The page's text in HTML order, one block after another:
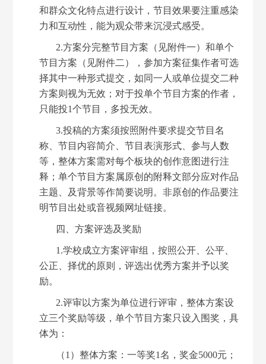
和群众文化特点进行设计，节目效果要注重感染
力和互动性，能为观众带来沉浸式感受。
2.方案分完整节目方案（见附件一）和单个
节目方案（见附件二），参加方案征集作者可选
择其中一种形式提交，如同一人或单位提交二种
方案则视为无效；对于投单个节目方案的作者，
只能投1个节目，多投无效。
3.投稿的方案须按照附件要求提交节目名
称、节目内容简介、节目表演形式、参与人数
等，整体方案需对每个板块的创作意图进行注
释；单个节目方案属原创的附释文部分应对作品
主题、及背景等作简要说明。非原创的作品要注
明节目出处或音视频网址链接。
四、方案评选及奖励
1.学校成立方案评审组，按照公开、公平、
公正、择优的原则，评选出优秀方案并予以奖
励。
2.评审以方案为单位进行评审，整体方案设
立三个奖励等级，单个节目方案只设入围奖，具
体为：
（1）整体方案：一等奖1名，奖金5000元；